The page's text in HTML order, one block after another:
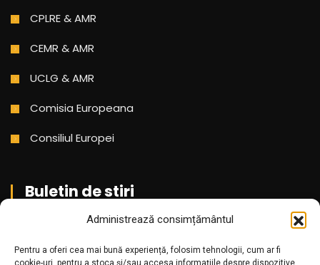
Administrează consimțământul
Pentru a oferi cea mai bună experiență, folosim tehnologii, cum ar fi
cookie-uri, pentru a stoca și/sau accesa informațiile despre dispozitive.
CPLRE & AMR
CEMR & AMR
UCLG & AMR
Comisia Europeana
Consiliul Europei
Buletin de stiri
Aboneaza-te pentru a primi cele mai noi stiri din partea
noastra!